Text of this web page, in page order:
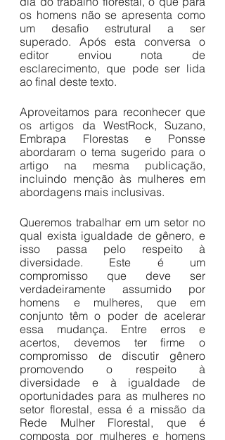
os homens não se apresenta como
um desafio estrutural a ser
superado. Após esta conversa o
editor enviou nota de
esclarecimento, que pode ser lida
ao final deste texto.
Aproveitamos para reconhecer que
os artigos da WestRock, Suzano,
Embrapa Florestas e Ponsse
abordaram o tema sugerido para o
artigo na mesma publicação,
incluindo menção às mulheres em
abordagens mais inclusivas.
Queremos trabalhar em um setor no
qual exista igualdade de gênero, e
isso passa pelo respeito à
diversidade. Este é um
compromisso que deve ser
verdadeiramente assumido por
homens e mulheres, que em
conjunto têm o poder de acelerar
essa mudança. Entre erros e
acertos, devemos ter firme o
compromisso de discutir gênero
promovendo o respeito à
diversidade e à igualdade de
oportunidades para as mulheres no
setor florestal, essa é a missão da
Rede Mulher Florestal, que é
composta por mulheres e homens